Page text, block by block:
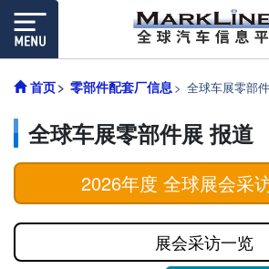
首页 零部件配套厂信息 全球车展零部
全球车展零部件展 报道
2026年度 全球展会采
展会采访一览